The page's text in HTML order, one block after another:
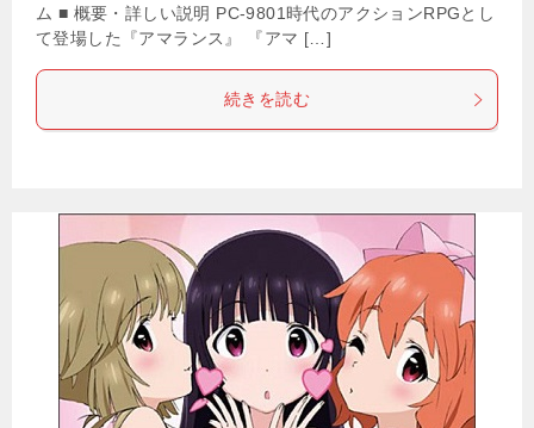
ム ■ 概要・詳しい説明 PC-9801時代のアクションRPGとし
て登場した『アマランス』 『アマ […]
続きを読む